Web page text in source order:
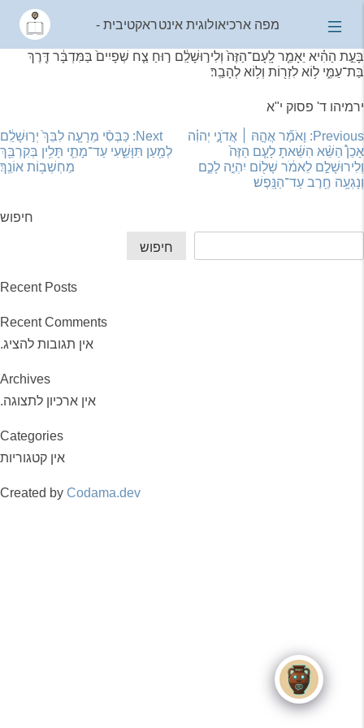
מפה ארכיאולוגית אינטראקטיבית -
בָּעֵ֣ת הַהִ֗יא יֵאָמֵ֤ר לָֽעָם־הַזֶּה֙ וְלִיר֣וּשָׁלִַ֔ם ר֣וּחַ צַ֤ח שְׁפָיִים֙ בַּמִּדְבָּ֔ר דֶּ֖רֶךְ
בַּת־עַמִּ֑י ל֥וֹא לִזְר֖וֹת וְל֥וֹא לְהָבַֽר׃
ירמיהו ד' פסוק י"א
ניווט
Previous:
וָאֹמַ֞ר אֲהָ֣הּ ׀ אֲדֹנָ֣י יְהוִ֗ה
אָכֵן֩ הַשֵּׁ֨א הִשֵּׁ֜אתָ לָעָ֤ם הַזֶּה֙
וְלִירוּשָׁלִַ֣ם לֵאמֹ֔ר שָׁל֖וֹם יִהְיֶ֣ה לָכֶ֑ם
וְנָגְעָ֥ה חֶ֖רֶב עַד־הַנָּֽפֶשׁ׃
Next: כַּבְּסִ֨י מֵרָעָ֤ה לִבֵּךְ֙ יְר֣וּשָׁלִַ֔ם
לְמַ֖עַן תִּוָּשֵׁ֑עִי עַד־מָתַ֛י תָּלִ֥ין בְּקִרְבֵּ֖ךְ
מַחְשְׁב֥וֹת אוֹנֵֽךְ׃
חיפוש
חיפוש
Recent Posts
Recent Comments
אין תגובות להציג.
Archives
אין ארכיון לתצוגה.
Categories
אין קטגוריות
Created by Codama.dev